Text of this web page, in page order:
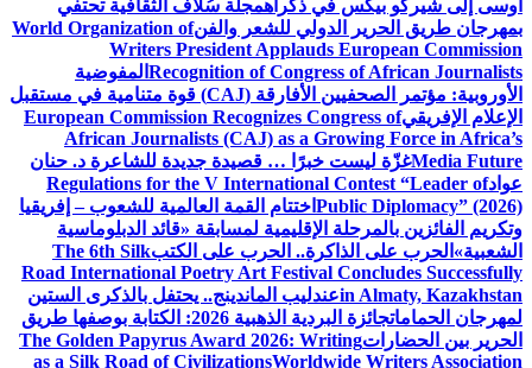
أوسى إلى شيركو بيكس في ذكراهمجلة سُلاف الثقافية تحتفي
بمهرجان طريق الحرير الدولي للشعر والفنWorld Organization of
Writers President Applauds European Commission
Recognition of Congress of African Journalists المفوضية
الأوروبية: مؤتمر الصحفيين الأفارقة (CAJ) قوة متنامية في مستقبل
الإعلام الإفريقيEuropean Commission Recognizes Congress of
African Journalists (CAJ) as a Growing Force in Africa’s
Media Futureغزّة ليست خبرًا … قصيدة جديدة للشاعرة د. حنان
عوادRegulations for the V International Contest “Leader of
Public Diplomacy” (2026) اختتام القمة العالمية للشعوب – إفريقيا
وتكريم الفائزين بالمرحلة الإقليمية لمسابقة «قائد الدبلوماسية
الشعبية» الحرب على الذاكرة.. الحرب على الكتبThe 6th Silk
Road International Poetry Art Festival Concludes Successfully
in Almaty, Kazakhstanعندليب الماندينج.. يحتفل بالذكرى الستين
لمهرجان الحمامات
جائزة البردية الذهبية 2026: الكتابة بوصفها طريق
الحرير بين الحضاراتThe Golden Papyrus Award 2026: Writing
as a Silk Road of CivilizationsWorldwide Writers Association